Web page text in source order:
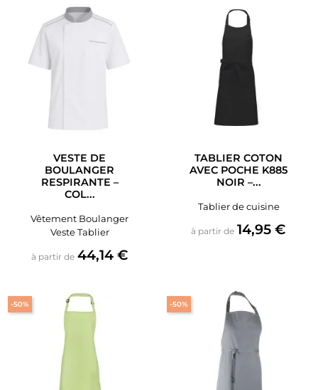
VESTE DE
BOULANGER
RESPIRANTE –
COL...
Vêtement Boulanger
Veste Tablier
à partir de Prix
44,14 €
TABLIER COTON
AVEC POCHE K885
NOIR –...
Tablier de cuisine
à partir de Prix
14,95 €
-50% -50%